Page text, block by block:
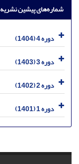
شماره‌های پیشین نشریه
دوره 4 (1404)
دوره 3 (1403)
دوره 2 (1402)
دوره 1 (1401)